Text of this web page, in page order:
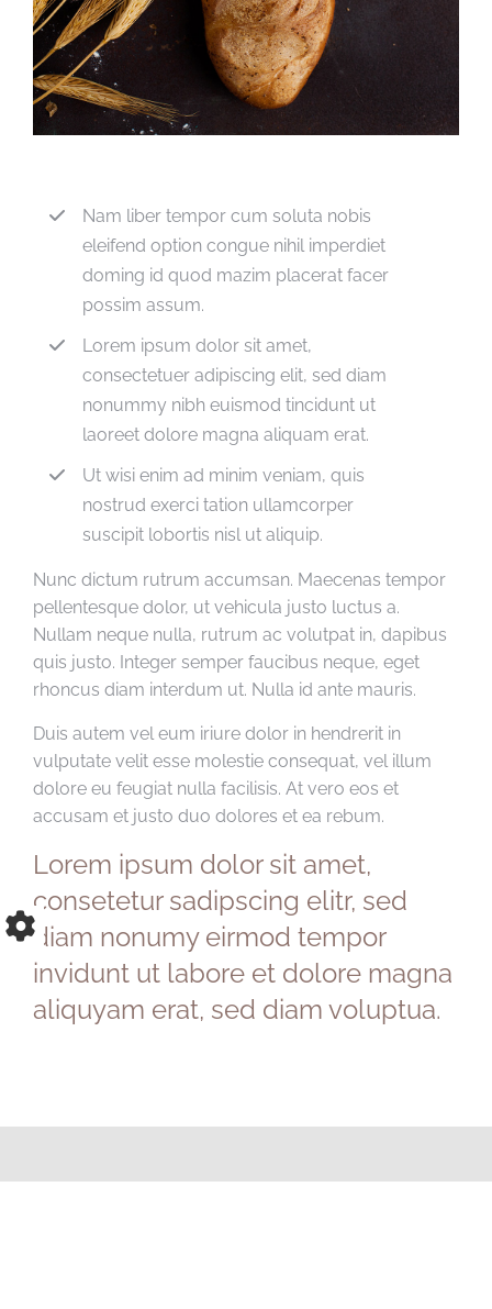
Nam liber tempor cum soluta nobis
eleifend option congue nihil imperdiet
doming id quod mazim placerat facer
possim assum.
Lorem ipsum dolor sit amet,
consectetuer adipiscing elit, sed diam
nonummy nibh euismod tincidunt ut
laoreet dolore magna aliquam erat.
Ut wisi enim ad minim veniam, quis
nostrud exerci tation ullamcorper
suscipit lobortis nisl ut aliquip.
Nunc dictum rutrum accumsan. Maecenas tempor
pellentesque dolor, ut vehicula justo luctus a.
Nullam neque nulla, rutrum ac volutpat in, dapibus
quis justo. Integer semper faucibus neque, eget
rhoncus diam interdum ut. Nulla id ante mauris.
Duis autem vel eum iriure dolor in hendrerit in
vulputate velit esse molestie consequat, vel illum
dolore eu feugiat nulla facilisis. At vero eos et
accusam et justo duo dolores et ea rebum.
Lorem ipsum dolor sit amet,
consetetur sadipscing elitr, sed
diam nonumy eirmod tempor
invidunt ut labore et dolore magna
aliquyam erat, sed diam voluptua.